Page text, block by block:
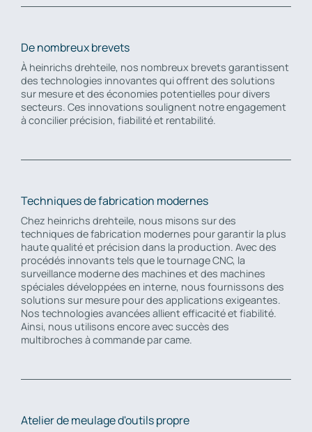
De nombreux brevets
À heinrichs drehteile, nos nombreux brevets garantissent
des technologies innovantes qui offrent des solutions
sur mesure et des économies potentielles pour divers
secteurs. Ces innovations soulignent notre engagement
à concilier précision, fiabilité et rentabilité.
Techniques de fabrication modernes
Chez heinrichs drehteile, nous misons sur des
techniques de fabrication modernes pour garantir la plus
haute qualité et précision dans la production. Avec des
procédés innovants tels que le tournage CNC, la
surveillance moderne des machines et des machines
spéciales développées en interne, nous fournissons des
solutions sur mesure pour des applications exigeantes.
Nos technologies avancées allient efficacité et fiabilité.
Ainsi, nous utilisons encore avec succès des
multibroches à commande par came.
Atelier de meulage d'outils propre